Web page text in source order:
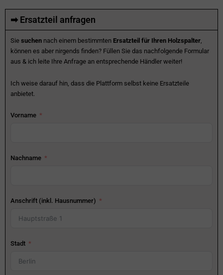
➡ Ersatzteil anfragen
Sie suchen nach einem bestimmten Ersatzteil für Ihren Holzspalter
können es aber nirgends finden? Füllen Sie das nachfolgende Formular
aus & ich leite Ihre Anfrage an entsprechende Händler weiter!
Ich weise darauf hin, dass die Plattform selbst keine Ersatzteile
anbietet.
Vorname
Nachname
Anschrift (inkl. Hausnummer)
Stadt